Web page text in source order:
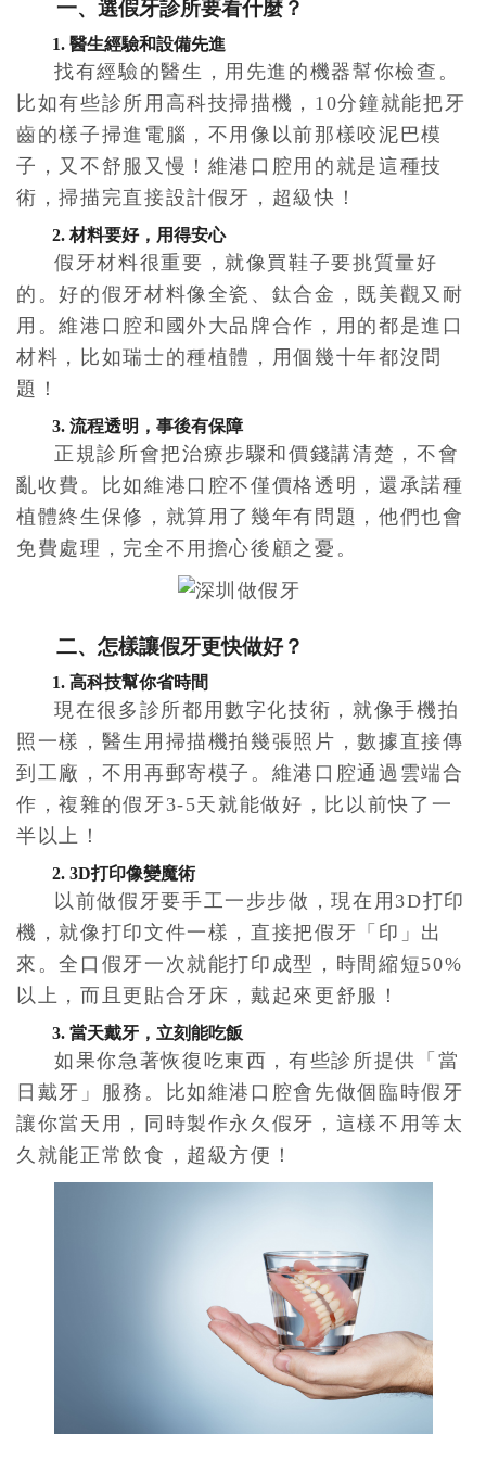
一、選假牙診所要看什麼？
1. 醫生經驗和設備先進
找有經驗的醫生，用先進的機器幫你檢查。
比如有些診所用高科技掃描機，10分鐘就能把牙
齒的樣子掃進電腦，不用像以前那樣咬泥巴模
子，又不舒服又慢！維港口腔用的就是這種技
術，掃描完直接設計假牙，超級快！
2. 材料要好，用得安心
假牙材料很重要，就像買鞋子要挑質量好
的。好的假牙材料像全瓷、鈦合金，既美觀又耐
用。維港口腔和國外大品牌合作，用的都是進口
材料，比如瑞士的種植體，用個幾十年都沒問
題！
3. 流程透明，事後有保障
正規診所會把治療步驟和價錢講清楚，不會
亂收費。比如維港口腔不僅價格透明，還承諾種
植體終生保修，就算用了幾年有問題，他們也會
免費處理，完全不用擔心後顧之憂。
二、怎樣讓假牙更快做好？
1. 高科技幫你省時間
現在很多診所都用數字化技術，就像手機拍
照一樣，醫生用掃描機拍幾張照片，數據直接傳
到工廠，不用再郵寄模子。維港口腔通過雲端合
作，複雜的假牙3-5天就能做好，比以前快了一
半以上！
2. 3D打印像變魔術
以前做假牙要手工一步步做，現在用3D打印
機，就像打印文件一樣，直接把假牙「印」出
來。全口假牙一次就能打印成型，時間縮短50%
以上，而且更貼合牙床，戴起來更舒服！
3. 當天戴牙，立刻能吃飯
如果你急著恢復吃東西，有些診所提供「當
日戴牙」服務。比如維港口腔會先做個臨時假牙
讓你當天用，同時製作永久假牙，這樣不用等太
久就能正常飲食，超級方便！